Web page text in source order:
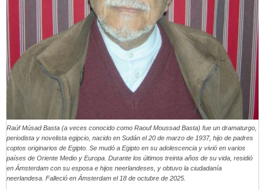
Raúf Músad Basta (a veces conocido como Raouf Moussad Basta) fue un dramaturgo,
periodista y novelista egipcio, nacido en Sudán el 20 de marzo de 1937, hijo de padres
coptos originarios de Egipto. Se mudó a Egipto en su adolescencia y vivió en varios
países de Oriente Medio y Europa. Durante los últimos treinta años de su vida, residió
en Ámsterdam con su esposa e hijos neerlandeses, y obtuvo la ciudadanía
neerlandesa. Falleció en Ámsterdam el 18 de octubre de 2025.